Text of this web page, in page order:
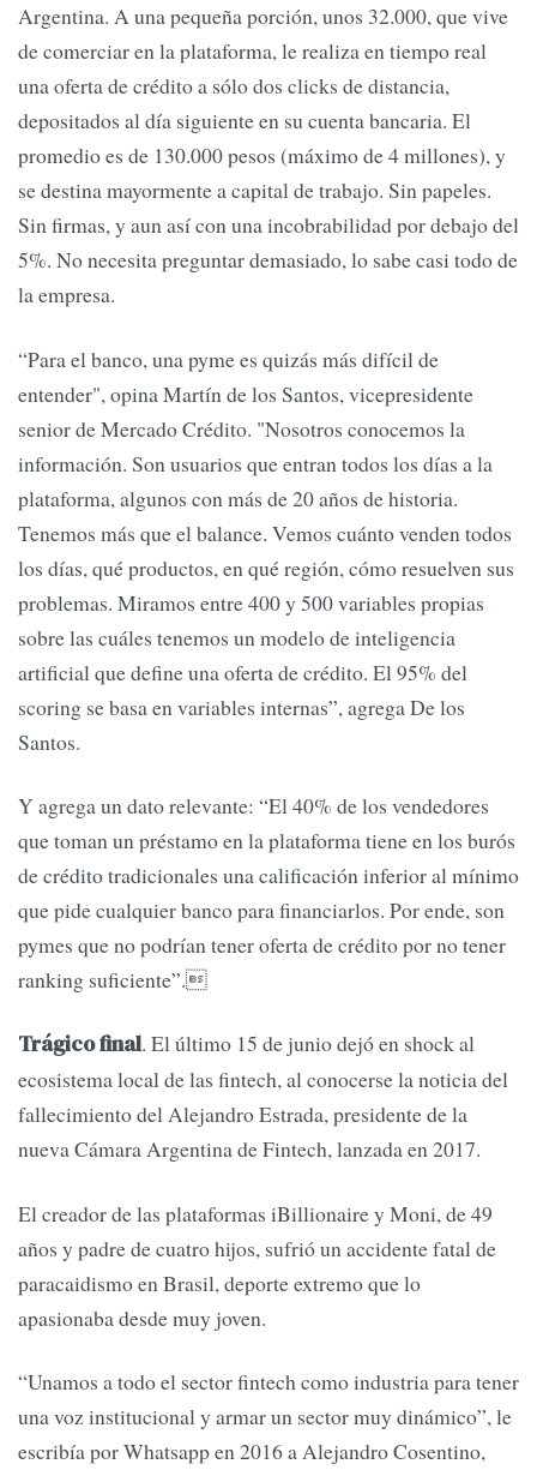
Argentina. A una pequeña porción, unos 32.000, que vive
de comerciar en la plataforma, le realiza en tiempo real
una oferta de crédito a sólo dos clicks de distancia,
depositados al día siguiente en su cuenta bancaria. El
promedio es de 130.000 pesos (máximo de 4 millones), y
se destina mayormente a capital de trabajo. Sin papeles.
Sin firmas, y aun así con una incobrabilidad por debajo del
5%. No necesita preguntar demasiado, lo sabe casi todo de
la empresa.
“Para el banco, una pyme es quizás más difícil de
entender", opina Martín de los Santos, vicepresidente
senior de Mercado Crédito. "Nosotros conocemos la
información. Son usuarios que entran todos los días a la
plataforma, algunos con más de 20 años de historia.
Tenemos más que el balance. Vemos cuánto venden todos
los días, qué productos, en qué región, cómo resuelven sus
problemas. Miramos entre 400 y 500 variables propias
sobre las cuáles tenemos un modelo de inteligencia
artificial que define una oferta de crédito. El 95% del
scoring se basa en variables internas”, agrega De los
Santos.
Y agrega un dato relevante: “El 40% de los vendedores
que toman un préstamo en la plataforma tiene en los burós
de crédito tradicionales una calificación inferior al mínimo
que pide cualquier banco para financiarlos. Por ende, son
pymes que no podrían tener oferta de crédito por no tener
ranking suficiente”.
Trágico final. El último 15 de junio dejó en shock al
ecosistema local de las fintech, al conocerse la noticia del
fallecimiento del Alejandro Estrada, presidente de la
nueva Cámara Argentina de Fintech, lanzada en 2017.
El creador de las plataformas iBillionaire y Moni, de 49
años y padre de cuatro hijos, sufrió un accidente fatal de
paracaidismo en Brasil, deporte extremo que lo
apasionaba desde muy joven.
“Unamos a todo el sector fintech como industria para tener
una voz institucional y armar un sector muy dinámico”, le
escribía por Whatsapp en 2016 a Alejandro Cosentino,